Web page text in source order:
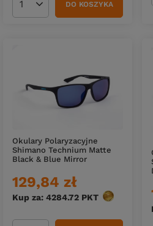
Ilość produktówDO KOSZYKA
Okulary Polaryzacyjne
Shimano Technium Matte
Black & Blue Mirror
129,84 zł
Kup za: 4284.72 PKT punktów